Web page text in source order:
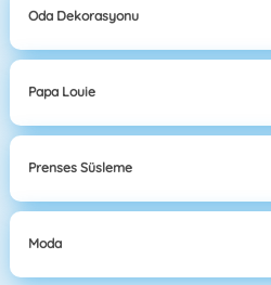
Oda Dekorasyonu
Papa Louie
Prenses Süsleme
Moda